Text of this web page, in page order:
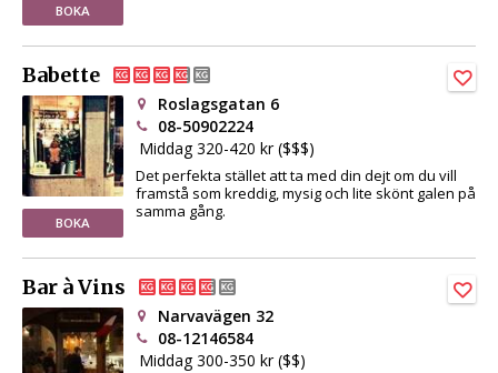
BOKA
Babette
BOKA
Roslagsgatan 6
08-50902224
Middag 320-420 kr ($$$)
Det perfekta stället att ta med din dejt om du vill
framstå som kreddig, mysig och lite skönt galen på
samma gång.
Bar à Vins
Narvavägen 32
08-12146584
Middag 300-350 kr ($$)